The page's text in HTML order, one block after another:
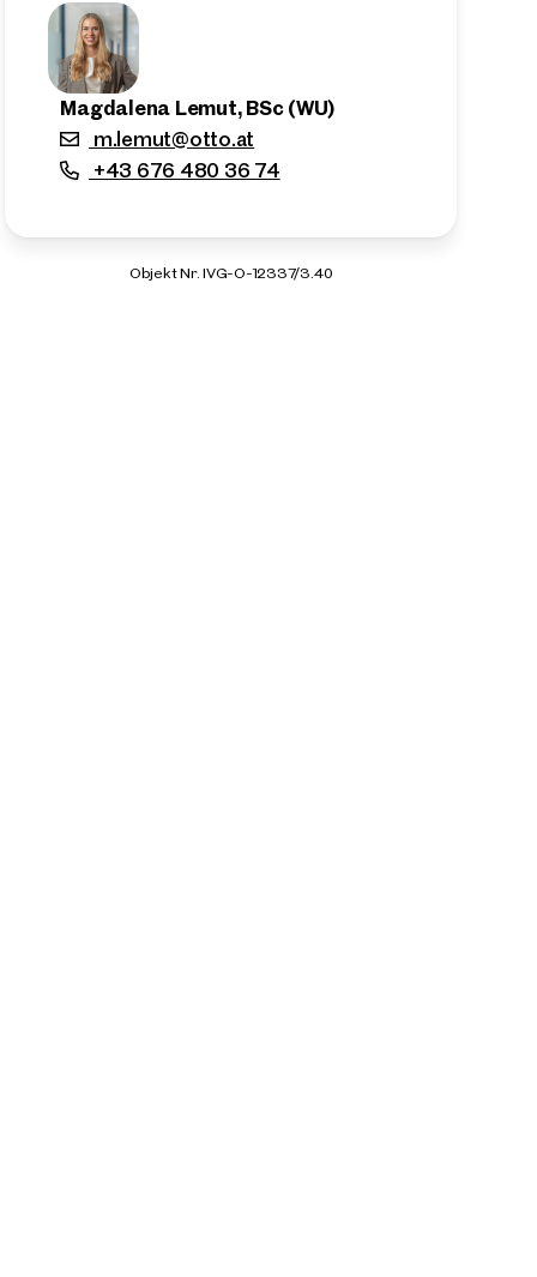
Magdalena Lemut, BSc (WU)
m.lemut@otto.at
+43 676 480 36 74
Objekt Nr. IVG-O-12337/3.40